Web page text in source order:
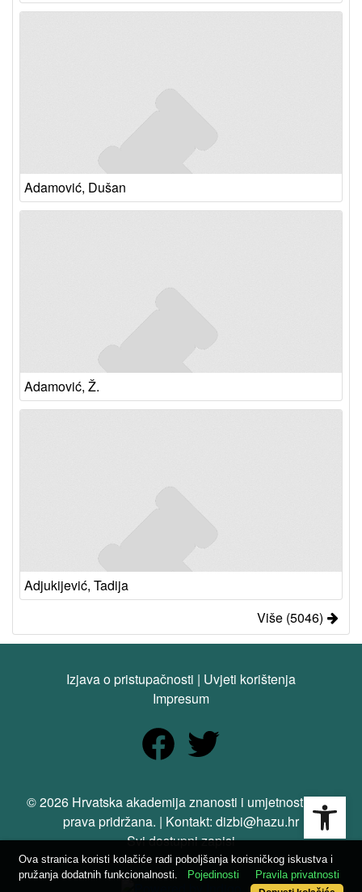
Adamović, Dušan
Adamović, Ž.
Adjukijević, Tadija
Više (5046)
Izjava o pristupačnosti | Uvjeti korištenja
Impresum
© 2026 Hrvatska akademija znanosti i umjetnosti. Sva
prava pridržana. | Kontakt: dizbi@hazu.hr
Svi dostupni zapisi
Ova stranica koristi kolačiće radi poboljšanja korisničkog iskustva i
pružanja dodatnih funkcionalnosti.
Pojedinosti Pravila privatnosti